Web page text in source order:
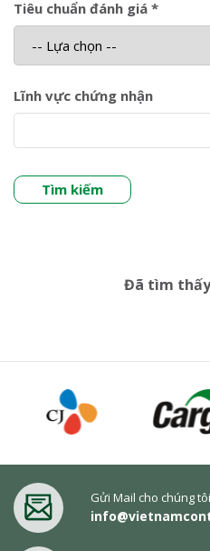
Tiêu chuẩn đánh giá *
Lĩnh vực chứng nhận
Tìm kiếm
Đã tìm
Gửi Mail cho chúng tôi